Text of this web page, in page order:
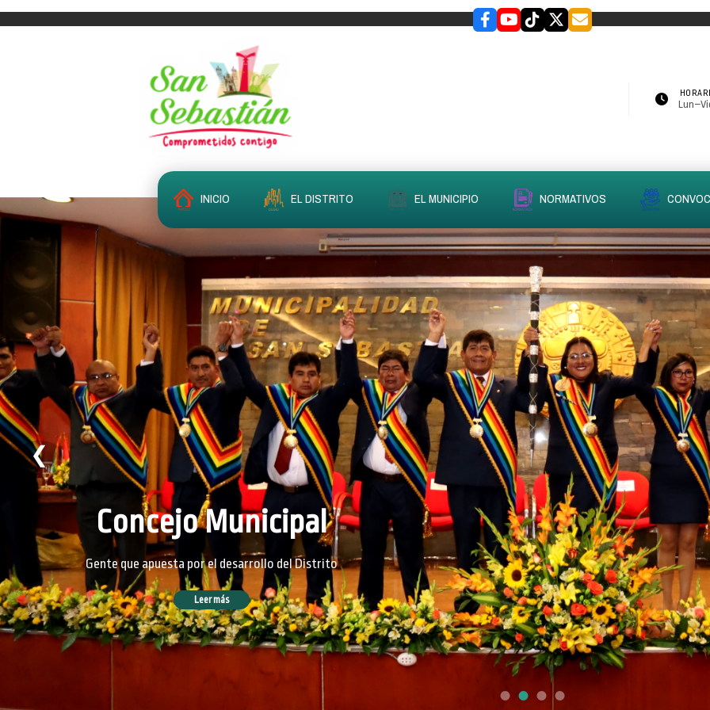
INICIO EL DISTRITO EL MUNICIPIO NORMATIVOS
slider
Concejo Municipal
Gente que apuesta por el desarrollo del Distrito
Leer más
❮